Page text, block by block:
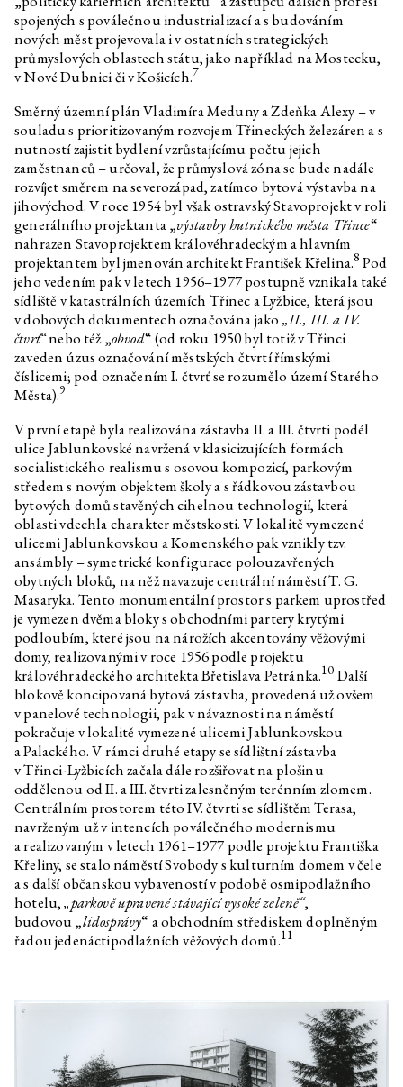
spojených s poválečnou industrializací a s budováním
nových měst projevovala i v ostatních strategických
průmyslových oblastech státu, jako například na Mostecku,
v Nové Dubnici či v Košicích.7
Směrný územní plán Vladimíra Meduny a Zdeňka Alexy – v
souladu s prioritizovaným rozvojem Třineckých železáren a s
nutností zajistit bydlení vzrůstajícímu počtu jejich
zaměstnanců – určoval, že průmyslová zóna se bude nadále
rozvíjet směrem na severozápad, zatímco bytová výstavba na
jihovýchod. V roce 1954 byl však ostravský Stavoprojekt v roli
generálního projektanta „výstavby hutnického města Třince“
nahrazen Stavoprojektem královéhradeckým a hlavním
projektantem byl jmenován architekt František Křelina.8 Pod
jeho vedením pak v letech 1956–1977 postupně vznikala také
sídliště v katastrálních územích Třinec a Lyžbice, která jsou
v dobových dokumentech označována jako „II., III. a IV.
čtvrť“nebo též „obvod“ (od roku 1950 byl totiž v Třinci
zaveden úzus označování městských čtvrtí římskými
číslicemi; pod označením I. čtvrť se rozumělo území Starého
Města).9
V první etapě byla realizována zástavba II. a III. čtvrti podél
ulice Jablunkovské navržená v klasicizujících formách
socialistického realismu s osovou kompozicí, parkovým
středem s novým objektem školy a s řádkovou zástavbou
bytových domů stavěných cihelnou technologií, která
oblasti vdechla charakter městskosti. V lokalitě vymezené
ulicemi Jablunkovskou a Komenského pak vznikly tzv.
ansámbly – symetrické konfigurace polouzavřených
obytných bloků, na něž navazuje centrální náměstí T. G.
Masaryka. Tento monumentální prostor s parkem uprostřed
je vymezen dvěma bloky s obchodními partery krytými
podloubím, které jsou na nárožích akcentovány věžovými
domy, realizovanými v roce 1956 podle projektu
královéhradeckého architekta Břetislava Petránka.10 Další
blokově koncipovaná bytová zástavba, provedená už ovšem
v panelové technologii, pak v návaznosti na náměstí
pokračuje v lokalitě vymezené ulicemi Jablunkovskou
a Palackého. V rámci druhé etapy se sídlištní zástavba
v Třinci-Lyžbicích začala dále rozšiřovat na plošinu
oddělenou od II. a III. čtvrti zalesněným terénním zlomem.
Centrálním prostorem této IV. čtvrti se sídlištěm Terasa,
navrženým už v intencích poválečného modernismu
a realizovaným v letech 1961–1977 podle projektu Františka
Křeliny, se stalo náměstí Svobody s kulturním domem v čele
a s další občanskou vybaveností v podobě osmipodlažního
hotelu,„parkově upravené stávající vysoké zeleně“,
budovou „lidosprávy“ a obchodním střediskem doplněným
řadou jedenáctipodlažních věžových domů.11
agrese
Jakub Adamec, Marek Pokorný Slyším růst trávu
Clemens Poole
O obnovené zemi: Lokalizovat
Marek Pokorný
Měli nás za živé a prchali s
křikem
Özgür Kar
Rozhovor k výstavě
Optimalizované bajky o dobrém
životě
Yalda Afsah
Rozhovor k výstavě
Optimalizované bajky o dobrém
životě
Sebastian Jefford
Rozhovor k výstavě
Optimalizované bajky o dobrém
životě
Pavla Malinová
Rozhovor k výstavě
Optimalizované bajky o dobrém
životě
Oskar Dawicki
Rozhovor k výstavě
Martin Kohout
Rozhovor k výstavě
Optimalizované bajky o dobrém
životě
Krystian Truth Czaplicki
Rozhovor k výstavě
Optimalizované bajky o dobrém
životě
Habima Fuchs
Rozhovor k výstavě
Optimalizované bajky o dobrém
životě
Christelle Kahla
Rozhovor k výstavě
Optimalizované bajky o dobrém
životě
Agata Ingarden
Rozhovor k výstavě
Optimalizované bajky o dobrém
životě
Daniela & Linda Dostálkovy,
Marek Pokorný
Optimalizované bajky o dobrém
životě
Etel Adnan Noc
Anna Václavíková, Jakub Černý
Po stopách řeckého
undergroundu II: Toužení po
hlubokém čase
Anna Václavíková, Jakub Černý
Po stopách řeckého
undergroundu I
Dean Inkster
Spříznění volbou: „Anarchismus
bez adjektiv“. O práci
Christophera D’Arcangela 1975–
1979 s Deanem Inksterem a
Pierrem Bal-Blancem
Andrea Průchová Hrůzová
konstrukce budoucnosti
Dlouhý večer s Octopus Press
Edith Jeřábková Ó a ach, krása, ruina a strach